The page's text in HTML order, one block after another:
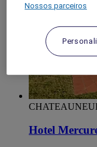
Hotel
Nossos parceiros